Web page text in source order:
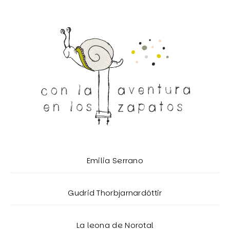
Emilia Serrano
Gudrid Thorbjarnardóttir
La leona de Norotal